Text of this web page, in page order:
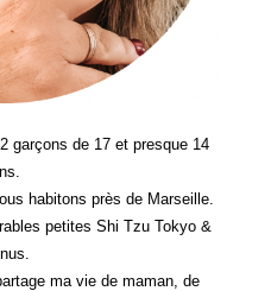
garçons de 17 et presque 14
habitons près de Marseille.
petites Shi Tzu Tokyo &
ma vie de maman, de